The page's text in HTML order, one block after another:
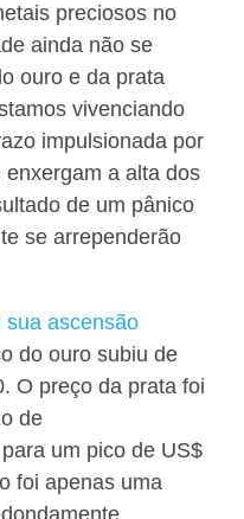
preciosos no
ainda não se
ouro e da prata
vivenciando
impulsionada por
a alta dos
de um pânico
se arrependerão
sua ascensão
do ouro subiu de
O preço da prata foi
de
um pico de US$
foi apenas uma